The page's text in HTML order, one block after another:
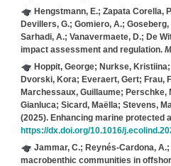
Hengstmann, E.; Zapata Corella,
Devillers, G.; Gomiero, A.;
Sarhadi, A.; Vanavermaete, D.; De
impact assessment and regulation.
Hoppit, George; Nurkse,
Dvorski, Kora; Everaert, Gert; Frau,
Marchessaux, Guillaume; Perschke,
Gianluca; Sicard, Maëlla; Stevens,
(2025). Enhancing marine
https://dx.doi.org/10.1016/
Jammar, C.; Reynés-Cardona,
macrobenthic communities in